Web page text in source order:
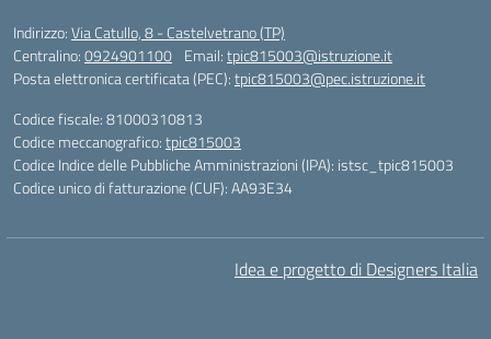
Indirizzo:Via Catullo, 8 - Castelvetrano (TP)
Centralino:0924901100 Email:tpic815003@istruzione.it
Posta elettronica certificata (PEC):tpic815003@pec.istruzione.it
Codice fiscale: 81000310813
Codice meccanografico:tpic815003
Codice Indice delle Pubbliche Amministrazioni (IPA): istsc_tpic815003
Codice unico di fatturazione (CUF): AA93E34
Idea e progetto di Designers Italia